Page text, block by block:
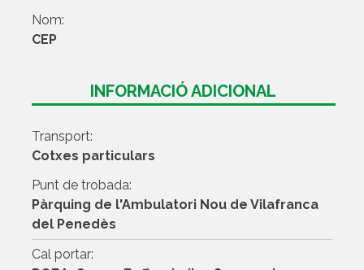
Nom:
CEP
INFORMACIÓ ADICIONAL
Transport:
Cotxes particulars
Punt de trobada:
Pàrquing de l'Ambulatori Nou de Vilafranca
del Penedès
Cal portar: